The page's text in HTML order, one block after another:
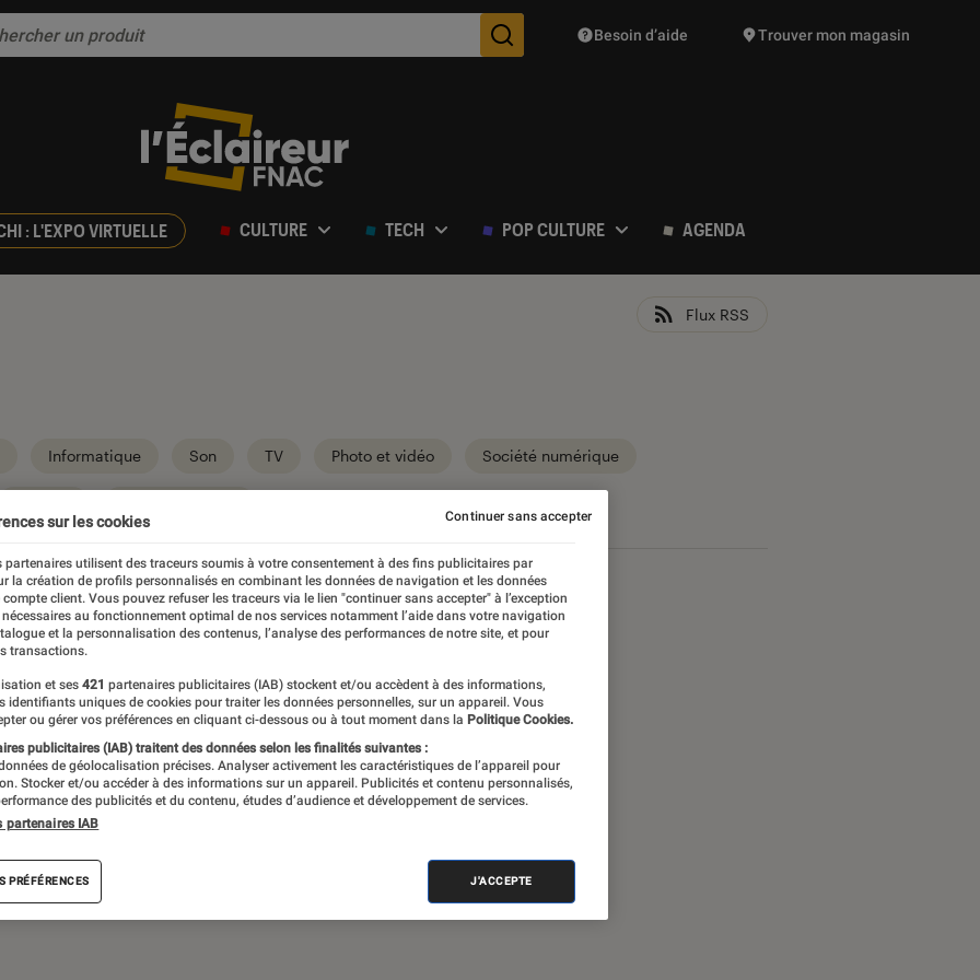
Des suggestions de produits vont vous être proposées
Besoin d’aide Trouver mon magasin
: L'EXPO VIRTUELLE CULTURE TECH POP CULTURE AGENDA
Flux RSS
Informatique Son TV Photo et vidéo Société numérique
audio, objets connectés… l’Éclaireur
l’actualité Tech décryptée, de nombreux
des tests de produits, réalisés par le
sur les cookies
partenaires utilisent des traceurs soumis à votre consentement à des fins publicitaires par
la création de profils personnalisés en combinant les données de navigation et les données
compte client. Vous pouvez refuser les traceurs via le lien "continuer sans accepter" à l’exception
au fonctionnement optimal de nos services notamment l’aide dans votre navigation
et la personnalisation des contenus, l’analyse des performances de notre site, et pour
transactions.
et ses 421 partenaires publicitaires (IAB) stockent et/ou accèdent à des informations,
identifiants uniques de cookies pour traiter les données personnelles, sur un appareil. Vous
ou gérer vos préférences en cliquant ci-dessous ou à tout moment dans la Politique Cookies.
publicitaires (IAB) traitent des données selon les finalités suivantes :
de géolocalisation précises. Analyser activement les caractéristiques de l’appareil pour
Stocker et/ou accéder à des informations sur un appareil. Publicités et contenu personnalisés,
des publicités et du contenu, études d’audience et développement de services.
partenaires IAB
PRÉFÉRENCES J'ACCEPTE
Continuer sans accepter